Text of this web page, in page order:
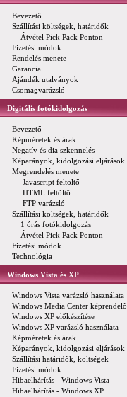
Bevezető
Szállítási költségek, határidők
Átvétel Pick Pack Ponton
Fizetési módok
Rendelés menete
Garancia
Ajándék utalványok
Csomagvarázsló
Digitális fotókidolgozás
Bevezető
Képméretek és árak
Negatív és dia szkennelés
Képarányok, kidolgozási eljárások
Megrendelés menete
Javascript feltöltő
HTML feltöltő
FTP varázsló
Szállítási költségek, határidők
1 órás fotókidolgozás
Átvétel Pick Pack Ponton
Fizetési módok
Technológia
Windows Vista és XP
Windows Vista varázsló használata
Windows Media Center képrendelő
Windows XP előkészítése
Windows XP varázsló használata
Képméretek és árak
Képarányok, kidolgozási eljárások
Szállítási határidők, költségek
Fizetési módok
Hibaelhárítás - Windows Vista
Hibaelhárítás - Windows XP